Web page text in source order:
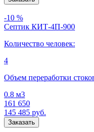
-10 %
Септик КИТ-4П-900
Количество человек:
4
Объем переработки
0.8 м3
161 650
145 485 руб.